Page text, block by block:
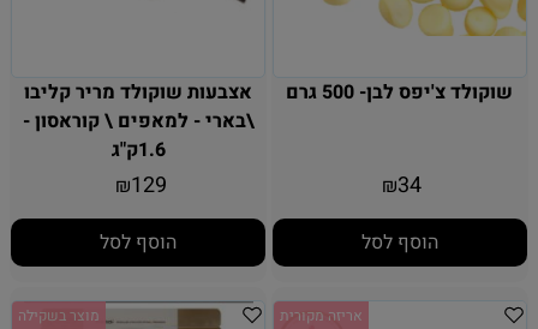
שוקולד צ'יפס לבן- 500 גרם
₪34
הוסף לסל
אצבעות שוקולד מריר קליבו
\בארי - למאפים \ קוראסון -
1.6ק"ג
₪129
הוסף לסל
אריזה מקורית מוצר בשקילה